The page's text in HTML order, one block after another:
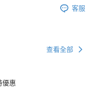
客服
查看全部
優惠